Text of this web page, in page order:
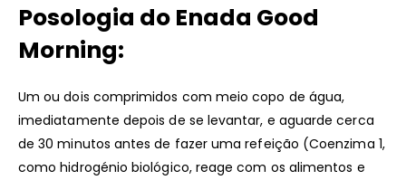
Posologia do Enada Good
Morning:
Um ou dois comprimidos com meio copo de água,
imediatamente depois de se levantar, e aguarde cerca
de 30 minutos antes de fazer uma refeição (Coenzima 1,
como hidrogénio biológico, reage com os alimentos e